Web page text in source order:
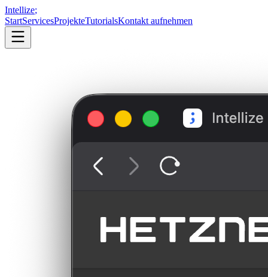
Intellize;
StartServicesProjekteTutorialsKontakt aufnehmen